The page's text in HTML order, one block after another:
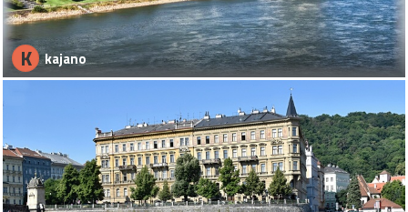
K kajano